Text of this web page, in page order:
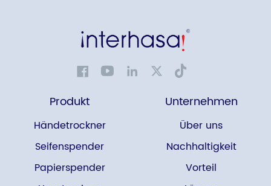
Produkt
Händetrockner
Seifenspender
Papierspender
Unternehmen
Über uns
Nachhaltigkeit
Vorteil